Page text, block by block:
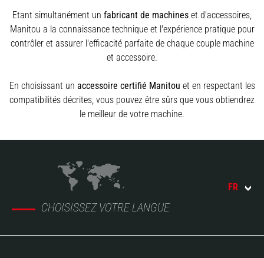
Etant simultanément un fabricant de machines et d'accessoires,
Manitou a la connaissance technique et l'expérience pratique pour
contrôler et assurer l'efficacité parfaite de chaque couple machine
et accessoire.
En choisissant un accessoire certifié Manitou et en respectant les
compatibilités décrites, vous pouvez être sûrs que vous obtiendrez
le meilleur de votre machine.
CHOISISSEZ VOTRE LANGUE
FR